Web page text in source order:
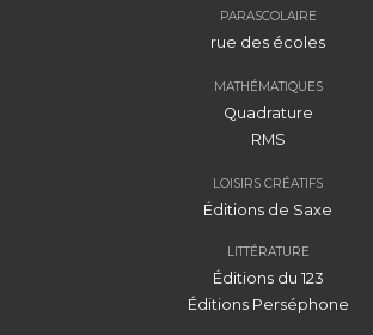
PARASCOLAIRE
rue des écoles
MATHÉMATIQUES
Quadrature
RMS
LOISIRS CRÉATIFS
Éditions de Saxe
LITTÉRATURE
Éditions du 123
Éditions Perséphone